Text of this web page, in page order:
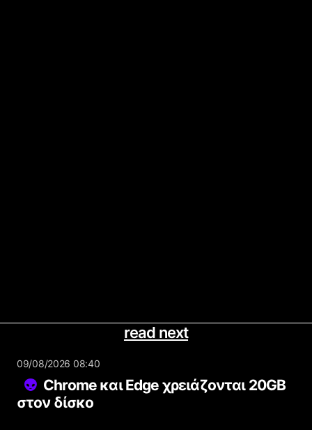
read next
09/08/2026 08:40
Chrome και Edge χρειάζονται 20GB
στον δίσκο